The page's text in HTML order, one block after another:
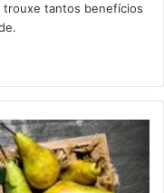
trouxe tantos benefícios